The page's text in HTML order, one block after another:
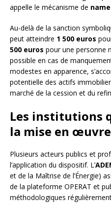
appelle le mécanisme de
Au-delà de la sanction
peut atteindre 1 500 euros
500 euros pour une personne
possible en cas de
modestes en apparence,
potentielle des actifs
marché de la cession et du
Les institutions
la mise en œuvre
Plusieurs acteurs publics et
l’application du dispositif. L’
et de la Maîtrise de l’Énergie)
de la plateforme OPERAT et
méthodologiques